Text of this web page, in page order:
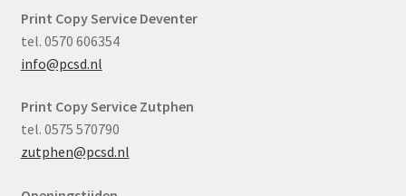
Print Copy Service Deventer
tel. 0570 606354
info@pcsd.nl
Print Copy Service Zutphen
tel. 0575 570790
zutphen@pcsd.nl